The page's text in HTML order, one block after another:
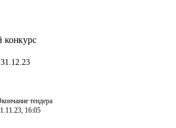
тендера
16:05